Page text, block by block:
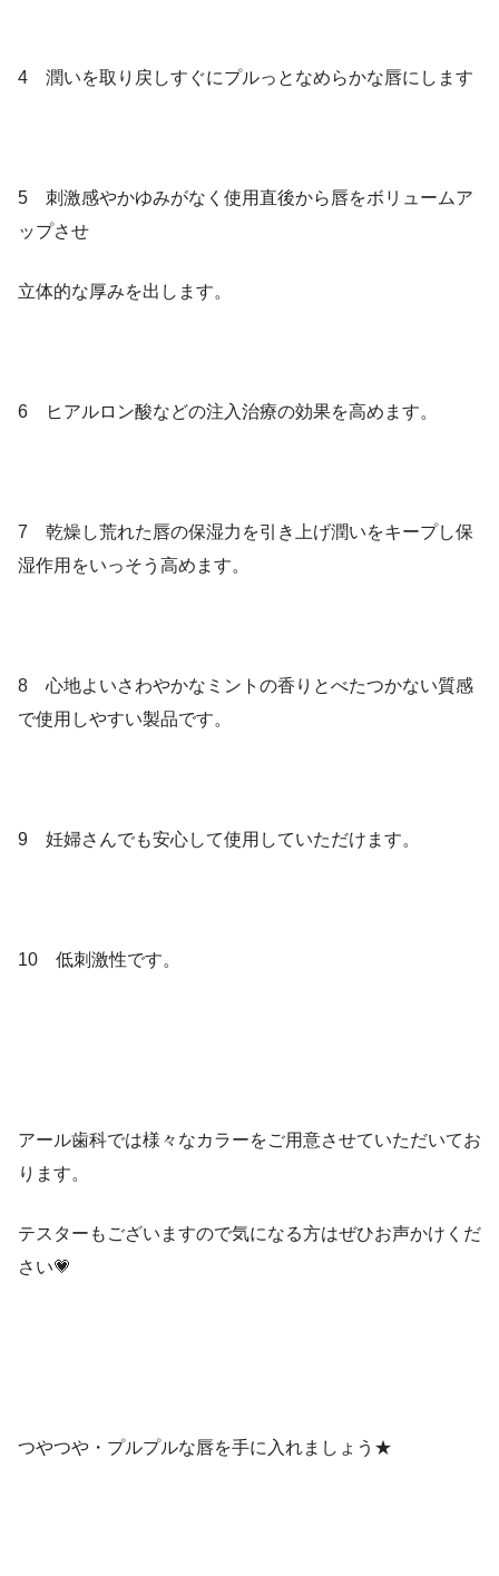
4 潤いを取り戻しすぐにプルっとなめらかな唇にします
5 刺激感やかゆみがなく使用直後から唇をボリュームア
ップさせ
立体的な厚みを出します。
6 ヒアルロン酸などの注入治療の効果を高めます。
7 乾燥し荒れた唇の保湿力を引き上げ潤いをキープし保
湿作用をいっそう高めます。
8 心地よいさわやかなミントの香りとべたつかない質感
で使用しやすい製品です。
9 妊婦さんでも安心して使用していただけます。
10 低刺激性です。
アール歯科では様々なカラーをご用意させていただいてお
ります。
テスターもございますので気になる方はぜひお声かけくだ
さい💗
つやつや・プルプルな唇を手に入れましょう★